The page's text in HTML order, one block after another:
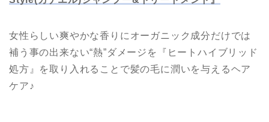
女性らしい爽やかな香りにオーガニック成分だけでは
補う事の出来ない“熱”ダメージを『ヒートハイブリッド
処方』を取り入れることで髪の毛に潤いを与えるヘア
ケア♪